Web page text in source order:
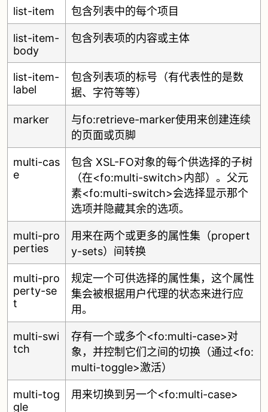
list-item 包含列表中的每个项目
list-item-
body
包含列表项的内容或主体
list-item-
label
包含列表项的标号（有代表性的是数
据、字符等等）
marker
与fo:retrieve-marker使用来创建连续
的页面或页脚
multi-cas
e
包含 XSL-FO对象的每个供选择的子树
（在<fo:multi-switch>内部）。父元
素<fo:multi-switch>会选择显示那个
选项并隐藏其余的选项。
multi-pro
perties
用来在两个或更多的属性集（propert
y-sets）间转换
multi-pro
perty-se
t
规定一个可供选择的属性集，这个属性
集会被根据用户代理的状态来进行应
用。
multi-swi
tch
存有一个或多个<fo:multi-case>对
象，并控制它们之间的切换（通过<fo:
multi-toggle>激活）
multi-tog
gle
用来切换到另一个<fo:multi-case>